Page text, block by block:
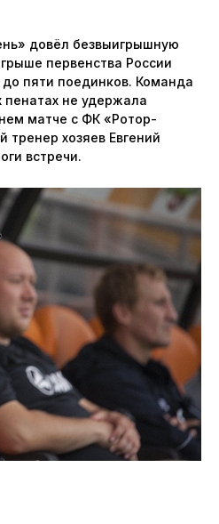
довёл безвыигрышную
первенства России
пяти поединков. Команда
пенатах не удержала
матче с ФК «Ротор-
тренер хозяев Евгений
встречи.